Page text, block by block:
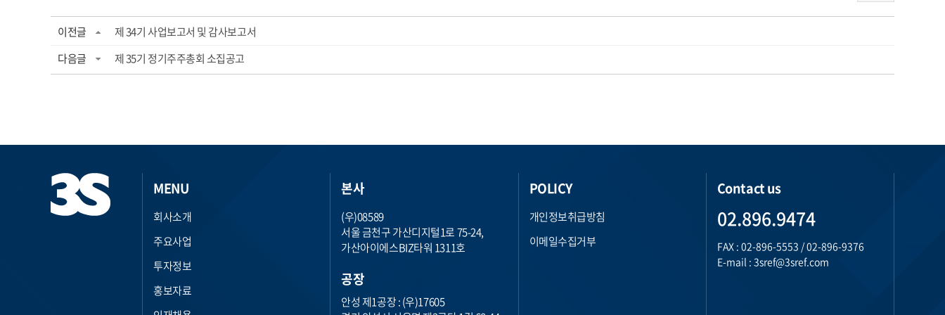
이전글
제 34기 사업보고서 및 감사보고서
다음글
제 35기 정기주주총회 소집공고
MENU
회사소개
주요사업
투자정보
홍보자료
본사
(우)08589
서울 금천구 가산디지털1로 75-24,
가산아이에스BIZ타워 1311호
공장
안성 제1공장 : (우)17605
POLICY
개인정보취급방침
이메일수집거부
Contact us
02.896.9474
FAX : 02-896-5553 / 02-896-9376
E-mail : 3sref@3sref.com